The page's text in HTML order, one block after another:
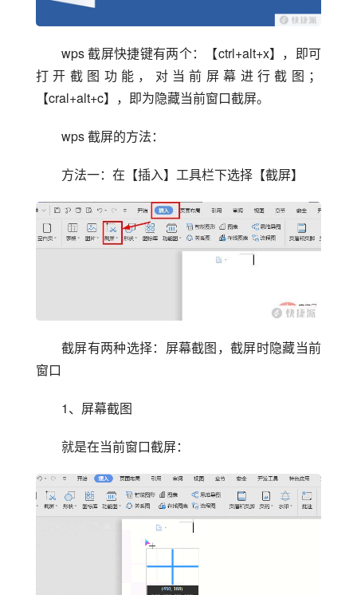
wps 截屏快捷键有两个：【ctrl+alt+x】，即可
打开截图功能，对当前屏幕进行截图；
【cral+alt+c】，即为隐藏当前窗口截屏。
wps 截屏的方法：
方法一：在【插入】工具栏下选择【截屏】
截屏有两种选择：屏幕截图，截屏时隐藏当前
窗口
1、屏幕截图
就是在当前窗口截屏：